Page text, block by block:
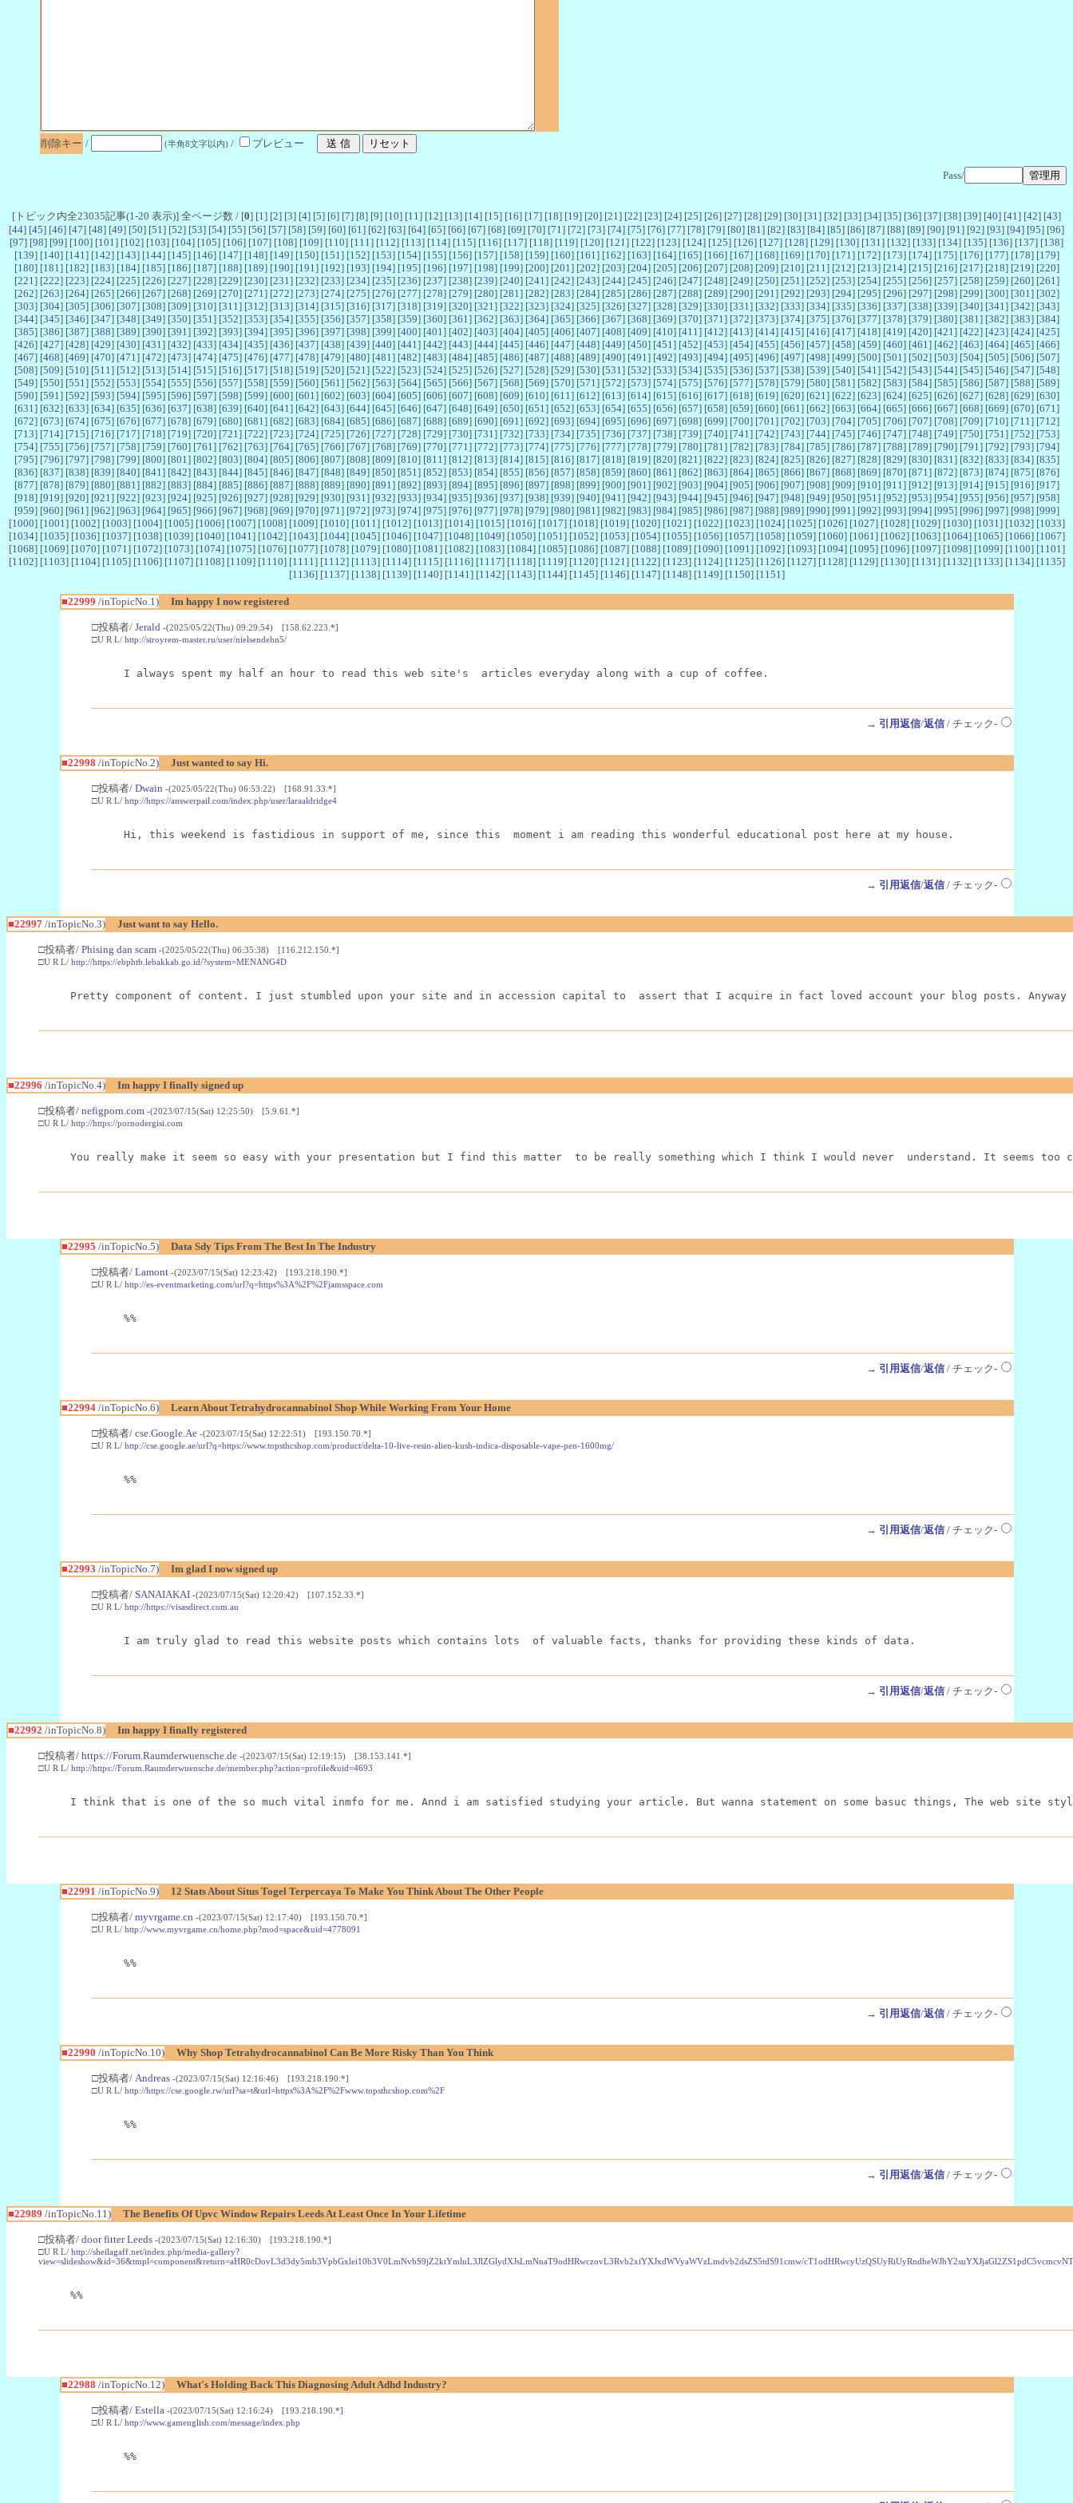
削除キー / (半角8文字以内) / プレビュー
Pass/
[トピック内全23035記事(1-20 表示)] 全ページ数 / [0] [1 ] [2] [3] [4] [5] [6] [7] [8] [9] [10] [11 ] [12] [13] [14] [15] [16] [17] [18] [19] [20] [21 ] [22] [23] [24] [25] [26] [27] [28] [29] [30] [31 ] [32] [33] [34] [35] [36] [37] [38] [39] [40] [41 ] [42] [43]
[44] [45] [46] [47] [48] [49] [50] [51 ] [52] [53] [54] [55] [56] [57] [58] [59] [60] [61 ] [62] [63] [64] [65] [66] [67] [68] [69] [70] [71 ] [72] [73] [74] [75] [76] [77] [78] [79] [80] [81 ] [82] [83] [84] [85] [86] [87] [88] [89] [90] [91 ] [92] [93] [94] [95] [96]
[97] [98] [99] [100] [101 ] [102] [103] [104] [105] [106] [107] [108] [109] [110] [111 ] [112] [113] [114] [115] [116] [117] [118] [119] [120] [121 ] [122] [123] [124] [125] [126] [127] [128] [129] [130] [131 ] [132] [133] [134] [135] [136] [137] [138]
[139] [140] [141 ] [142] [143] [144] [145] [146] [147] [148] [149] [150] [151 ] [152] [153] [154] [155] [156] [157] [158] [159] [160] [161 ] [162] [163] [164] [165] [166] [167] [168] [169] [170] [171 ] [172] [173] [174] [175] [176] [177] [178] [179]
[180] [181 ] [182] [183] [184] [185] [186] [187] [188] [189] [190] [191 ] [192] [193] [194] [195] [196] [197] [198] [199] [200] [201 ] [202] [203] [204] [205] [206] [207] [208] [209] [210] [211 ] [212] [213] [214] [215] [216] [217] [218] [219] [220]
[221 ] [222] [223] [224] [225] [226] [227] [228] [229] [230] [231 ] [232] [233] [234] [235] [236] [237] [238] [239] [240] [241 ] [242] [243] [244] [245] [246] [247] [248] [249] [250] [251 ] [252] [253] [254] [255] [256] [257] [258] [259] [260] [261 ]
[262] [263] [264] [265] [266] [267] [268] [269] [270] [271 ] [272] [273] [274] [275] [276] [277] [278] [279] [280] [281 ] [282] [283] [284] [285] [286] [287] [288] [289] [290] [291 ] [292] [293] [294] [295] [296] [297] [298] [299] [300] [301 ] [302]
[303] [304] [305] [306] [307] [308] [309] [310] [311 ] [312] [313] [314] [315] [316] [317] [318] [319] [320] [321 ] [322] [323] [324] [325] [326] [327] [328] [329] [330] [331 ] [332] [333] [334] [335] [336] [337] [338] [339] [340] [341 ] [342] [343]
[344] [345] [346] [347] [348] [349] [350] [351 ] [352] [353] [354] [355] [356] [357] [358] [359] [360] [361 ] [362] [363] [364] [365] [366] [367] [368] [369] [370] [371 ] [372] [373] [374] [375] [376] [377] [378] [379] [380] [381 ] [382] [383] [384]
[385] [386] [387] [388] [389] [390] [391 ] [392] [393] [394] [395] [396] [397] [398] [399] [400] [401 ] [402] [403] [404] [405] [406] [407] [408] [409] [410] [411 ] [412] [413] [414] [415] [416] [417] [418] [419] [420] [421 ] [422] [423] [424] [425]
[426] [427] [428] [429] [430] [431 ] [432] [433] [434] [435] [436] [437] [438] [439] [440] [441 ] [442] [443] [444] [445] [446] [447] [448] [449] [450] [451 ] [452] [453] [454] [455] [456] [457] [458] [459] [460] [461 ] [462] [463] [464] [465] [466]
[467] [468] [469] [470] [471 ] [472] [473] [474] [475] [476] [477] [478] [479] [480] [481 ] [482] [483] [484] [485] [486] [487] [488] [489] [490] [491 ] [492] [493] [494] [495] [496] [497] [498] [499] [500] [501 ] [502] [503] [504] [505] [506] [507]
[508] [509] [510] [511 ] [512] [513] [514] [515] [516] [517] [518] [519] [520] [521 ] [522] [523] [524] [525] [526] [527] [528] [529] [530] [531 ] [532] [533] [534] [535] [536] [537] [538] [539] [540] [541 ] [542] [543] [544] [545] [546] [547] [548]
[549] [550] [551 ] [552] [553] [554] [555] [556] [557] [558] [559] [560] [561 ] [562] [563] [564] [565] [566] [567] [568] [569] [570] [571 ] [572] [573] [574] [575] [576] [577] [578] [579] [580] [581 ] [582] [583] [584] [585] [586] [587] [588] [589]
[590] [591 ] [592] [593] [594] [595] [596] [597] [598] [599] [600] [601 ] [602] [603] [604] [605] [606] [607] [608] [609] [610] [611 ] [612] [613] [614] [615] [616] [617] [618] [619] [620] [621 ] [622] [623] [624] [625] [626] [627] [628] [629] [630]
[631 ] [632] [633] [634] [635] [636] [637] [638] [639] [640] [641 ] [642] [643] [644] [645] [646] [647] [648] [649] [650] [651 ] [652] [653] [654] [655] [656] [657] [658] [659] [660] [661 ] [662] [663] [664] [665] [666] [667] [668] [669] [670] [671 ]
[672] [673] [674] [675] [676] [677] [678] [679] [680] [681 ] [682] [683] [684] [685] [686] [687] [688] [689] [690] [691 ] [692] [693] [694] [695] [696] [697] [698] [699] [700] [701 ] [702] [703] [704] [705] [706] [707] [708] [709] [710] [711 ] [712]
[713] [714] [715] [716] [717] [718] [719] [720] [721 ] [722] [723] [724] [725] [726] [727] [728] [729] [730] [731 ] [732] [733] [734] [735] [736] [737] [738] [739] [740] [741 ] [742] [743] [744] [745] [746] [747] [748] [749] [750] [751 ] [752] [753]
[754] [755] [756] [757] [758] [759] [760] [761 ] [762] [763] [764] [765] [766] [767] [768] [769] [770] [771 ] [772] [773] [774] [775] [776] [777] [778] [779] [780] [781 ] [782] [783] [784] [785] [786] [787] [788] [789] [790] [791 ] [792] [793] [794]
[795] [796] [797] [798] [799] [800] [801 ] [802] [803] [804] [805] [806] [807] [808] [809] [810] [811 ] [812] [813] [814] [815] [816] [817] [818] [819] [820] [821 ] [822] [823] [824] [825] [826] [827] [828] [829] [830] [831 ] [832] [833] [834] [835]
[836] [837] [838] [839] [840] [841 ] [842] [843] [844] [845] [846] [847] [848] [849] [850] [851 ] [852] [853] [854] [855] [856] [857] [858] [859] [860] [861 ] [862] [863] [864] [865] [866] [867] [868] [869] [870] [871 ] [872] [873] [874] [875] [876]
[877] [878] [879] [880] [881 ] [882] [883] [884] [885] [886] [887] [888] [889] [890] [891 ] [892] [893] [894] [895] [896] [897] [898] [899] [900] [901 ] [902] [903] [904] [905] [906] [907] [908] [909] [910] [911 ] [912] [913] [914] [915] [916] [917]
[918] [919] [920] [921 ] [922] [923] [924] [925] [926] [927] [928] [929] [930] [931 ] [932] [933] [934] [935] [936] [937] [938] [939] [940] [941 ] [942] [943] [944] [945] [946] [947] [948] [949] [950] [951 ] [952] [953] [954] [955] [956] [957] [958]
[959] [960] [961 ] [962] [963] [964] [965] [966] [967] [968] [969] [970] [971 ] [972] [973] [974] [975] [976] [977] [978] [979] [980] [981 ] [982] [983] [984] [985] [986] [987] [988] [989] [990] [991 ] [992] [993] [994] [995] [996] [997] [998] [999]
[1000] [1001 ] [1002] [1003] [1004] [1005] [1006] [1007] [1008] [1009] [1010] [1011 ] [1012] [1013] [1014] [1015] [1016] [1017] [1018] [1019] [1020] [1021 ] [1022] [1023] [1024] [1025] [1026] [1027] [1028] [1029] [1030] [1031 ] [1032] [1033]
[1034] [1035] [1036] [1037] [1038] [1039] [1040] [1041 ] [1042] [1043] [1044] [1045] [1046] [1047] [1048] [1049] [1050] [1051 ] [1052] [1053] [1054] [1055] [1056] [1057] [1058] [1059] [1060] [1061 ] [1062] [1063] [1064] [1065] [1066] [1067]
[1068] [1069] [1070] [1071 ] [1072] [1073] [1074] [1075] [1076] [1077] [1078] [1079] [1080] [1081 ] [1082] [1083] [1084] [1085] [1086] [1087] [1088] [1089] [1090] [1091 ] [1092] [1093] [1094] [1095] [1096] [1097] [1098] [1099] [1100] [1101 ]
[1102] [1103] [1104] [1105] [1106] [1107] [1108] [1109] [1110] [1111 ] [1112] [1113] [1114] [1115] [1116] [1117] [1118] [1119] [1120] [1121 ] [1122] [1123] [1124] [1125] [1126] [1127] [1128] [1129] [1130] [1131 ] [1132] [1133] [1134] [1135]
[1136] [1137] [1138] [1139] [1140] [1141 ] [1142] [1143] [1144] [1145] [1146] [1147] [1148] [1149] [1150] [1151 ]
■22999 /inTopicNo.1) Im happy I now registered
□投稿者/ Jerald -(2025/05/22(Thu) 09:29:54) [158.62.223.*]
□U R L/ http://stroyrem-master.ru/user/nielsendehn5/
I always spent my half an hour to read this web site's  articles everyday along with a cup of coffee.
→ 引用返信/返信/ チェック-
■22998 /inTopicNo.2) Just wanted to say Hi.
□投稿者/ Dwain -(2025/05/22(Thu) 06:53:22) [168.91.33.*]
□U R L/ http://https://answerpail.com/index.php/user/laraaldridge4
Hi, this weekend is fastidious in support of me, since this  moment i am reading this wonderful educational post here at my house.
→ 引用返信/返信/ チェック-
■22997 /inTopicNo.3) Just want to say Hello.
□投稿者/ Phising dan scam -(2025/05/22(Thu) 06:35:38) [116.212.150.*]
□U R L/ http://https://ebphtb.lebakkab.go.id/?system=MENANG4D
Pretty component of content. I just stumbled upon your site and in accession capital to  assert that I acquire in fact loved account your blog posts.
■22996 /inTopicNo.4) Im happy I finally signed up
□投稿者/ nefigporn.com -(2023/07/15(Sat) 12:25:50) [5.9.61.*]
□U R L/ http://https://pornodergisi.com
You really make it seem so easy with your presentation but I find this matter  to be really something which I think I would never  understand. It seems
■22995 /inTopicNo.5) Data Sdy Tips From The Best In The Industry
□投稿者/ Lamont -(2023/07/15(Sat) 12:23:42) [193.218.190.*]
□U R L/ http://es-eventmarketing.com/url?q=https%3A%2F%2Fjamsspace.com
%%
→ 引用返信/返信/ チェック-
■22994/inTopicNo.6) Learn About Tetrahydrocannabinol Shop While Working From Your Home
□投稿者/ cse.Google.Ae -(2023/07/15(Sat) 12:22:51) [193.150.70.*]
□U R L/ http://cse.google.ae/url?q=https://www.topsthcshop.com/product/delta-10-live-resin-alien-kush-indica-disposable-vape-pen-1600mg/
%%
→ 引用返信/返信/ チェック-
■22993 /inTopicNo.7) Im glad I now signed up
□投稿者/ SANAIAKAI -(2023/07/15(Sat) 12:20:42) [107.152.33.*]
□U R L/ http://https://visasdirect.com.au
I am truly glad to read this website posts which contains lots  of valuable facts, thanks for providing these kinds of data.
→ 引用返信/返信/ チェック-
■22992 /inTopicNo.8) Im happy I finally registered
□投稿者/ https://Forum.Raumderwuensche.de -(2023/07/15(Sat) 12:19:15) [38.153.141.*]
□U R L/ http://https://Forum.Raumderwuensche.de/member.php?action=profile&uid=4693
I think that is one of the so much vital inmfo for me. Annd i am satisfied studying your article. But wanna statement on some basuc things, The web
■22991 /inTopicNo.9) 12 Stats About Situs Togel Terpercaya To Make You Think About The Other People
□投稿者/ myvrgame.cn -(2023/07/15(Sat) 12:17:40) [193.150.70.*]
□U R L/ http://www.myvrgame.cn/home.php?mod=space&uid=4778091
%%
→ 引用返信/返信/ チェック-
■22990 /inTopicNo.10) Why Shop Tetrahydrocannabinol Can Be More Risky Than You Think
□投稿者/ Andreas -(2023/07/15(Sat) 12:16:46) [193.218.190.*]
□U R L/ http://https://cse.google.rw/url?sa=t&url=https%3A%2F%2Fwww.topsthcshop.com%2F
%%
→ 引用返信/返信/ チェック-
■22989 /inTopicNo.11) The Benefits Of Upvc Window Repairs Leeds At Least Once In Your Lifetime
□投稿者/ door fitter Leeds -(2023/07/15(Sat) 12:16:30) [193.218.190.*]
□U R L/ http://sheilagaff.net/index.php/media-gallery?
view=slideshow&id=36&tmpl=component&return=aHR0cDovL3d3dy5mb3VpbGxlei10b3V0LmNvbS9jZ2ktYmluL3JlZGlydXJsLmNnaT9odHRwczovL3Rvb2xiYXJxdWVyaWVzLmdvb2dsZS5tdS91cmw/
%%
■22988 /inTopicNo.12) What's Holding Back This Diagnosing Adult Adhd Industry?
□投稿者/ Estella -(2023/07/15(Sat) 12:16:24) [193.218.190.*]
□U R L/ http://www.gamenglish.com/message/index.php
%%